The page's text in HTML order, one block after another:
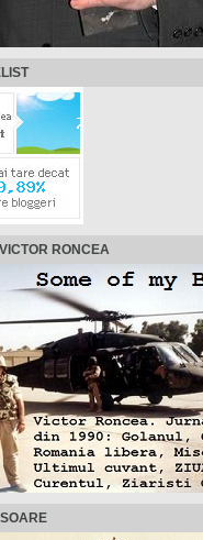
RONCEA